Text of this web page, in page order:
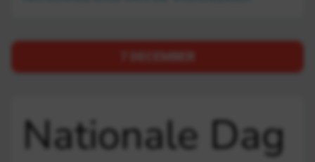
Nationale Dag